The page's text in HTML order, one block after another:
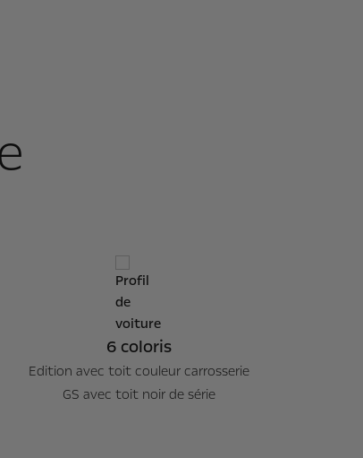
6 coloris
Edition avec toit couleur carrosserie
GS avec toit noir de série